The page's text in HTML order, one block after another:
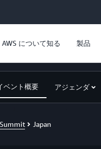
AWS について知る 製品
ベント概要 アジェンダ
Japan